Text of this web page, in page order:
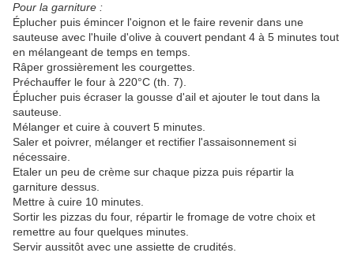
Pour la garniture :
Éplucher puis émincer l'oignon et le faire revenir dans une
sauteuse avec l'huile d'olive à couvert pendant 4 à 5 minutes tout
en mélangeant de temps en temps.
Râper grossièrement les courgettes.
Préchauffer le four à 220°C (th. 7).
Éplucher puis écraser la gousse d'ail et ajouter le tout dans la
sauteuse.
Mélanger et cuire à couvert 5 minutes.
Saler et poivrer, mélanger et rectifier l'assaisonnement si
nécessaire.
Etaler un peu de crème sur chaque pizza puis répartir la
garniture dessus.
Mettre à cuire 10 minutes.
Sortir les pizzas du four, répartir le fromage de votre choix et
remettre au four quelques minutes.
Servir aussitôt avec une assiette de crudités.